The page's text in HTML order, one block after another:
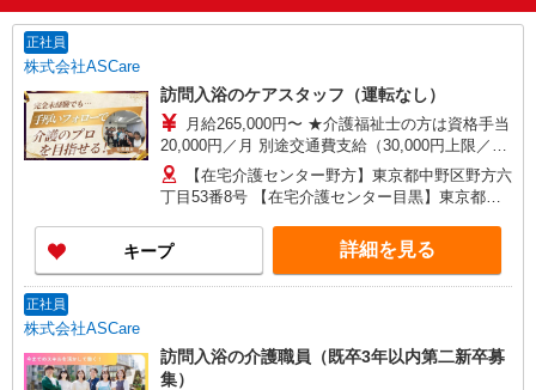
掲載期間終了
正社員
株式会社ASCare
訪問入浴のケアスタッフ（運転なし）
月給265,000円〜 ★介護福祉士の方は資格手当
20,000円／月 別途交通費支給（30,000円上限／
月） 別途残業手当（月平均残業時間15時間）残業
代全額支給
【在宅介護センター野方】東京都中野区野方六
丁目53番8号 【在宅介護センター目黒】東京都目
【在宅介護センター小岩】東京都江戸川区西小岩
四丁目14-6 メゾン司1階1F号室 【在宅介護セン
ター西東京】東京都西東京市西原町一丁目4-6 サ
【在宅介護センター大田】東京都大田区蒲田二丁
目19-8
キープ 詳細を見る
正社員
株式会社ASCare
訪問入浴の介護職員（既卒3年以内第二新卒募
集）